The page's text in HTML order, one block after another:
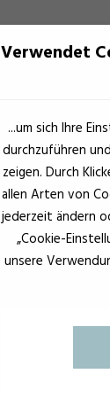
Verwendet
...um sich Ihre
durchzuführen
zeigen. Durch
allen Arten von
jederzeit ändern
„Cookie-
unsere